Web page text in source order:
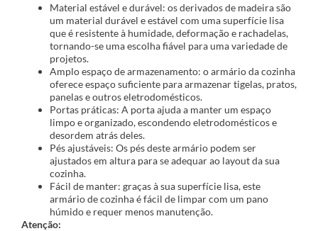
Material estável e durável: os derivados de madeira são
um material durável e estável com uma superfície lisa
que é resistente à humidade, deformação e rachadelas,
tornando-se uma escolha fiável para uma variedade de
projetos.
Amplo espaço de armazenamento: o armário da cozinha
oferece espaço suficiente para armazenar tigelas, pratos,
panelas e outros eletrodomésticos.
Portas práticas: A porta ajuda a manter um espaço
limpo e organizado, escondendo eletrodomésticos e
desordem atrás deles.
Pés ajustáveis: Os pés deste armário podem ser
ajustados em altura para se adequar ao layout da sua
cozinha.
Fácil de manter: graças à sua superfície lisa, este
armário de cozinha é fácil de limpar com um pano
húmido e requer menos manutenção.
Atenção: